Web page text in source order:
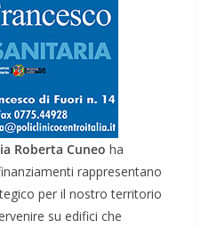
Roberta Cuneo ha
rappresentano
per il nostro territorio
su edifici che